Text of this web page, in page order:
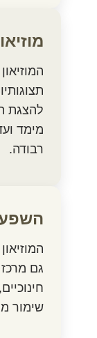
להצגת
מימד
רבודה.
גם
שימור